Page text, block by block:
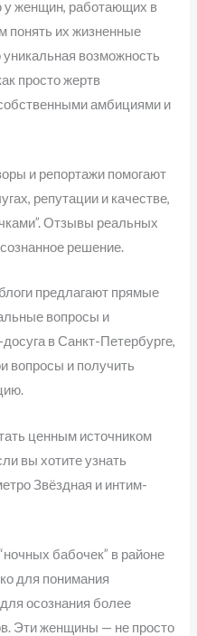
у женщин, работающих в
понять их жизненные
возможность
просто жертв
амбициями и
и репортажи помогают
репутации и качестве,
Отзывы реальных
решение.
предлагают прямые
вопросы и
в Санкт-Петербурге,
вопросы и получить
ценным источником
вы хотите узнать
Звёздная и интим-
бабочек” в районе
для понимания
осознания более
Эти женщины — не просто